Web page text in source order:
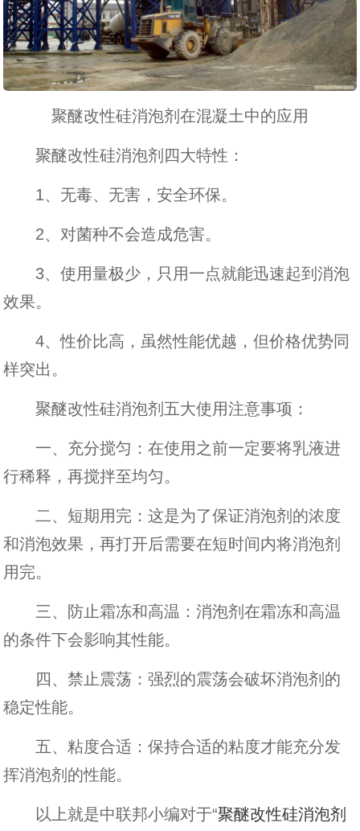
聚醚改性硅消泡剂在混凝土中的应用
聚醚改性硅消泡剂四大特性：
1、无毒、无害，安全环保。
2、对菌种不会造成危害。
3、使用量极少，只用一点就能迅速起到消泡
效果。
4、性价比高，虽然性能优越，但价格优势同
样突出。
聚醚改性硅消泡剂五大使用注意事项：
一、充分搅匀：在使用之前一定要将乳液进
行稀释，再搅拌至均匀。
二、短期用完：这是为了保证消泡剂的浓度
和消泡效果，再打开后需要在短时间内将消泡剂
用完。
三、防止霜冻和高温：消泡剂在霜冻和高温
的条件下会影响其性能。
四、禁止震荡：强烈的震荡会破坏消泡剂的
稳定性能。
五、粘度合适：保持合适的粘度才能充分发
挥消泡剂的性能。
以上就是中联邦小编对于“聚醚改性硅消泡剂